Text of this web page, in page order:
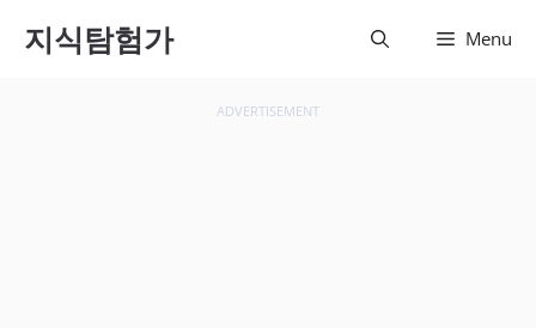
로 건지식탐험가 Menu
ADVERTISEMENT